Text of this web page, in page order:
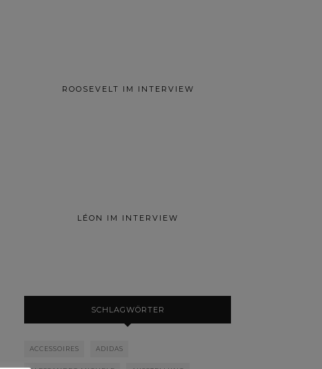
ROOSEVELT IM INTERVIEW
LÉON IM INTERVIEW
SCHLAGWÖRTER
ACCESSOIRES ADIDAS